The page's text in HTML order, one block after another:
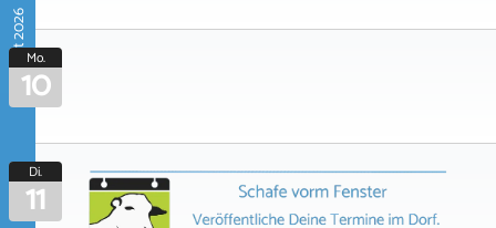
August 2026Mo.
10
Di.
11